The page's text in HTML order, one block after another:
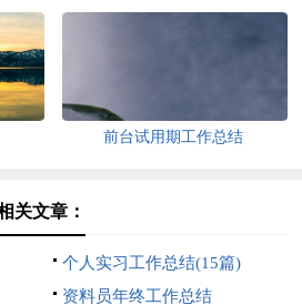
前台试用期工作总结
关文章：
个人实习工作总结(15篇)
资料员年终工作总结